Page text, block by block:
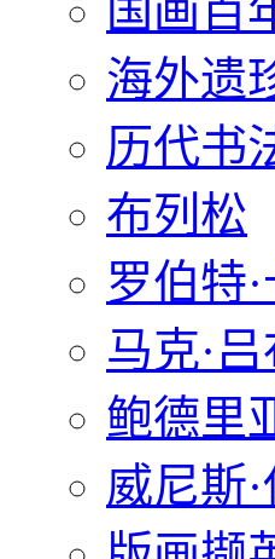
国画百
海外遗
历代书
布列松
罗伯特
马克·吕
鲍德里
威尼斯